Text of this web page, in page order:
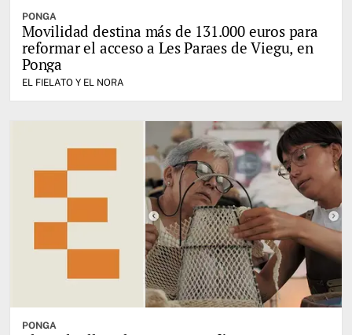
PONGA
Movilidad destina más de 131.000 euros para
reformar el acceso a Les Paraes de Viegu, en
Ponga
EL FIELATO Y EL NORA
PONGA